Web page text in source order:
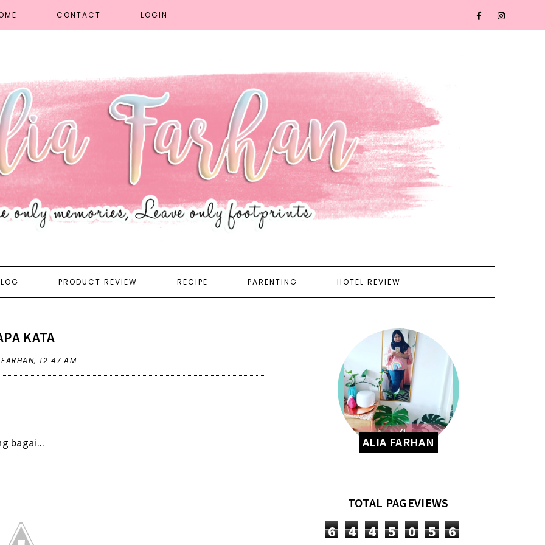
CONTACT LOGIN
PRODUCT REVIEW RECIPE PARENTING HOTEL REVIEW
KATA
12:47 AM
bagai... ALIA FARHAN
TOTAL PAGEVIEWS
6 4 4 5 0 5 6